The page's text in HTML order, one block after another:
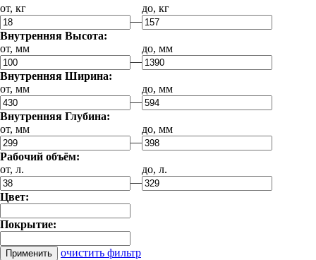
от, кг
до, кг
—
Внутренняя Высота:
от, мм
до, мм
—
Внутренняя Ширина:
от, мм
до, мм
—
Внутренняя Глубина:
от, мм
до, мм
—
Рабочий объём:
от, л.
до, л.
—
Цвет:
Покрытие:
очистить фильтр